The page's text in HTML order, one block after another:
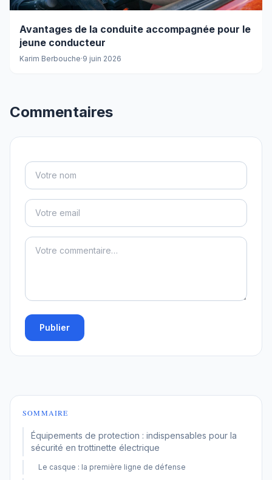
Avantages de la conduite accompagnée pour le
jeune conducteur
Karim Berbouche·9 juin 2026
Commentaires
Publier
SOMMAIRE
Équipements de protection : indispensables pour la
sécurité en trottinette électrique
Le casque : la première ligne de défense